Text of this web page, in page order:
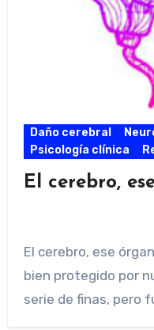
Daño cerebral
Psicología clínica
El cerebro,
El cerebro, ese
bien protegido por
serie de finas, pero